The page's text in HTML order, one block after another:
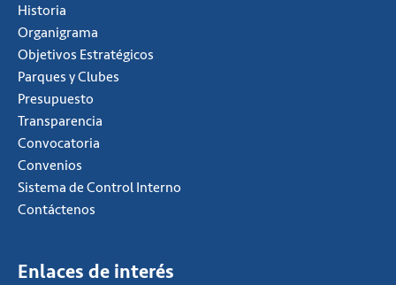
Historia
Organigrama
Objetivos Estratégicos
Parques y Clubes
Presupuesto
Transparencia
Convocatoria
Convenios
Sistema de Control Interno
Contáctenos
Enlaces de interés